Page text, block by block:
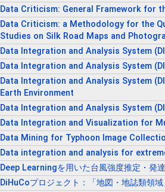
Data Criticism: General Framework for
Data Criticism: a Methodology for the
Studies on Silk Road Maps and
Data Integration and Analysis System
Data Integration and Analysis System
Data Integration and Analysis System
Earth Environment
Data Integration and Analysis System
Data Integration and Visualization for
Data Mining for Typhoon Image
Data integration and analysis for
Deep Learningを用いた台風強度推定・発
DiHuCoプロジェクト：「地図・地誌類領